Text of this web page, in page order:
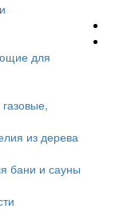
для
из дерева
бани и сауны